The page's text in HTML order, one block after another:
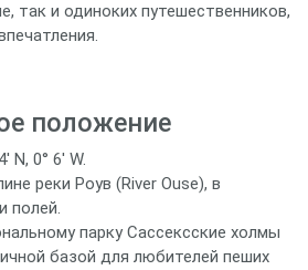
так и одиноких путешественников,
положение
N, 0° 6′ W.
реки Роув (River Ouse), в
полей.
парку Сассексские холмы
базой для любителей пеших